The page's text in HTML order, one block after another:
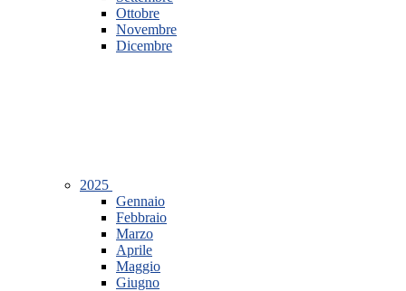
Ottobre
Novembre
Dicembre
2025
Gennaio
Febbraio
Marzo
Aprile
Maggio
Giugno